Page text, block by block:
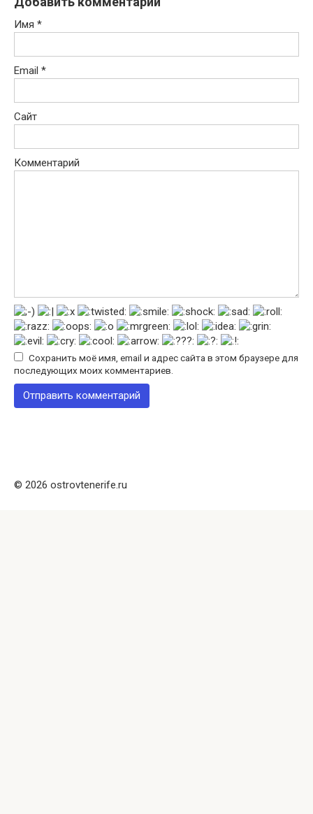
Имя *
Email *
Сайт
Комментарий
Сохранить моё имя, email и адрес сайта в этом браузере для
последующих моих комментариев.
© 2026 ostrovtenerife.ru